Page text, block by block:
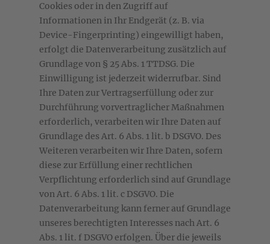
Cookies oder in den Zugriff auf
Informationen in Ihr Endgerät (z. B. via
Device-Fingerprinting) eingewilligt haben,
erfolgt die Datenverarbeitung zusätzlich auf
Grundlage von § 25 Abs. 1 TTDSG. Die
Einwilligung ist jederzeit widerrufbar. Sind
Ihre Daten zur Vertragserfüllung oder zur
Durchführung vorvertraglicher Maßnahmen
erforderlich, verarbeiten wir Ihre Daten auf
Grundlage des Art. 6 Abs. 1 lit. b DSGVO. Des
Weiteren verarbeiten wir Ihre Daten, sofern
diese zur Erfüllung einer rechtlichen
Verpflichtung erforderlich sind auf Grundlage
von Art. 6 Abs. 1 lit. c DSGVO. Die
Datenverarbeitung kann ferner auf Grundlage
unseres berechtigten Interesses nach Art. 6
Abs. 1 lit. f DSGVO erfolgen. Über die jeweils